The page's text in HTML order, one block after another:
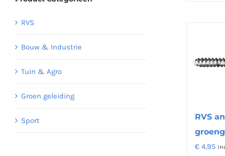
RVS
€ 4,95
RVS
Bouw & Industrie
Tuin & Agro
Groen geleiding
Sport